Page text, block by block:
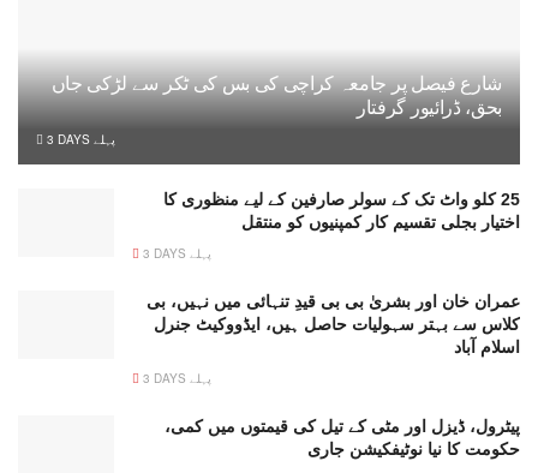
شارع فیصل پر جامعہ کراچی کی بس کی ٹکر سے لڑکی جاں
بحق، ڈرائیور گرفتار
3 DAYS پہلے
25 کلو واٹ تک کے سولر صارفین کے لیے منظوری کا
اختیار بجلی تقسیم کار کمپنیوں کو منتقل
3 DAYS پہلے
عمران خان اور بشریٰ بی بی قیدِ تنہائی میں نہیں، بی
کلاس سے بہتر سہولیات حاصل ہیں، ایڈووکیٹ جنرل
اسلام آباد
3 DAYS پہلے
پیٹرول، ڈیزل اور مٹی کے تیل کی قیمتوں میں کمی،
حکومت کا نیا نوٹیفکیشن جاری